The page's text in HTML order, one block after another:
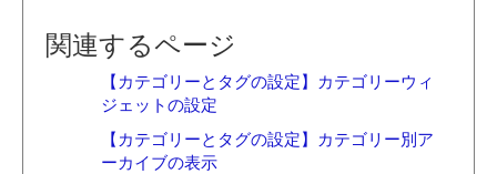
関連するページ
【カテゴリーとタグの設定】カテゴリーウィ
ジェットの設定
【カテゴリーとタグの設定】カテゴリー別ア
ーカイブの表示